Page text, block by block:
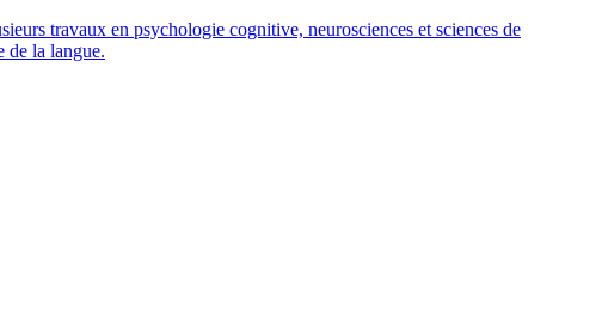
travaux en psychologie cognitive, neurosciences et sciences de
de la langue.